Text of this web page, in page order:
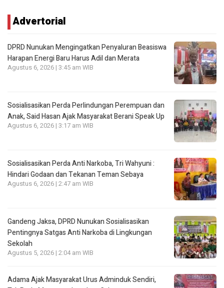
Advertorial
DPRD Nunukan Mengingatkan Penyaluran Beasiswa
Harapan Energi Baru Harus Adil dan Merata
Agustus 6, 2026 | 3:45 am WIB
Sosialisasikan Perda Perlindungan Perempuan dan
Anak, Said Hasan Ajak Masyarakat Berani Speak Up
Agustus 6, 2026 | 3:17 am WIB
Sosialisasikan Perda Anti Narkoba, Tri Wahyuni :
Hindari Godaan dan Tekanan Teman Sebaya
Agustus 6, 2026 | 2:47 am WIB
Gandeng Jaksa, DPRD Nunukan Sosialisasikan
Pentingnya Satgas Anti Narkoba di Lingkungan
Sekolah
Agustus 5, 2026 | 2:04 am WIB
Adama Ajak Masyarakat Urus Adminduk Sendiri,